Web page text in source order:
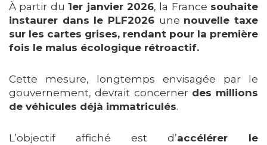
À partir du1er janvier 2026, la France souhaite
instaurer dans le PLF2026 une nouvelle taxe
sur les cartes grises, rendant pour la première
fois le malus écologique rétroactif.
Cette mesure, longtemps envisagée par le
gouvernement, devrait concerner des millions
de véhicules déjà immatriculés.
L’objectif affiché est d’accélérer le